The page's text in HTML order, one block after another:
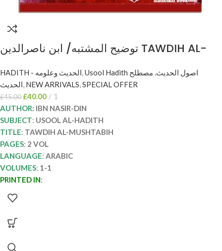
توضيح المشتبه/ ابن ناصرالدين TAWDIH AL-
HADITH - الحديث وعلومه Usool Hadith اصول الحديث. مصطلح
الحديث NEW ARRIVALS SPECIAL OFFER
£45.00 £40.00
1
AUTHOR: IBN NASIR-DIN
SUBJECT: USOOL AL-HADITH
TITLE: TAWDIH AL-MUSHTABIH
PAGES: 2 VOL
LANGUAGE: ARABIC
VOLUMES: 1-1
PRINTED IN: